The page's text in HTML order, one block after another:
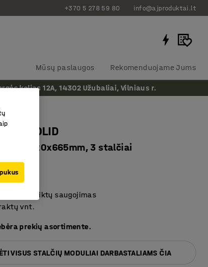
+370 5 278 59 80 info@ajproduktai.lt
Mūsų paslaugos Rekomenduojame Jums
kelias 12A, 14302 Užubaliai, Vilniaus r.
SOLID
540x520x665mm, 3 stalčiai
daiktų saugojimas
vnt.
prekių asortimente.
VISUS STALČIŲ MODULIAI DARBASTALIAMS ČIA